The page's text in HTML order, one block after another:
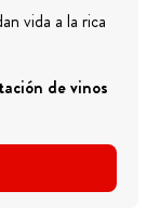
vida a la rica
de vinos